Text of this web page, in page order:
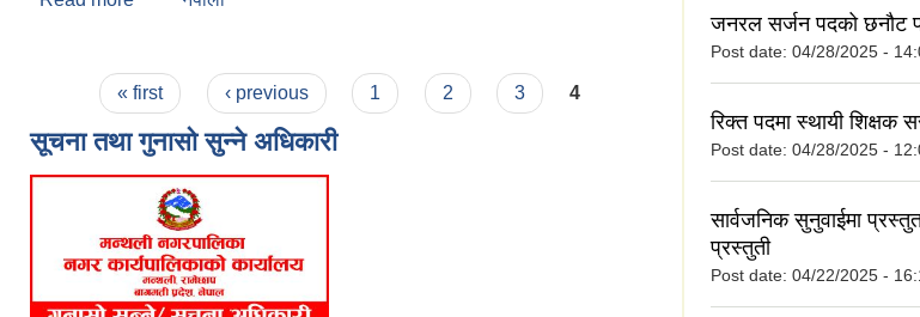
Pages« first ‹ previous 1 2 3 4
सूचना तथा गुनासो सुन्ने अधिकारी
जनरल सर्जन पदको छनौट
Post date: 04/28/2025 -
रिक्त पदमा स्थायी शिक्षक
Post date: 04/28/2025 -
सार्वजनिक सुनुवाईमा
प्रस्तुती
Post date: 04/22/2025 -